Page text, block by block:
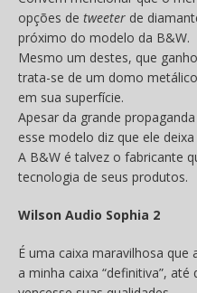
opções de tweeter de
próximo do modelo da B&W.
Mesmo um destes, que
trata-se de um domo
em sua superfície.
Apesar da grande
esse modelo diz que ele
A B&W é talvez o fabricante
tecnologia de seus produtos.
Wilson Audio Sophia 2
É uma caixa maravilhosa que
a minha caixa “definitiva”,